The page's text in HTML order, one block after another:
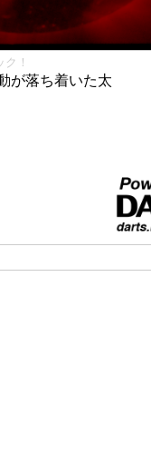
！
が落ち着いた太